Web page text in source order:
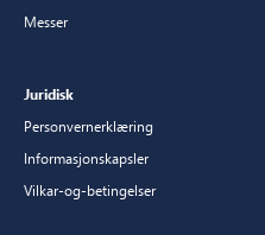
Messer
Juridisk
Personvernerklæring
Informasjonskapsler
Vilkar-og-betingelser